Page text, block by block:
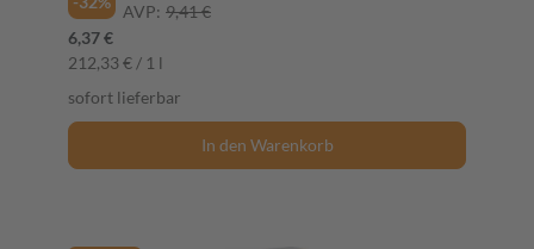
AVP: 9,41 €
6,37 €
212,33 € / 1 l
sofort lieferbar
In den Warenkorb